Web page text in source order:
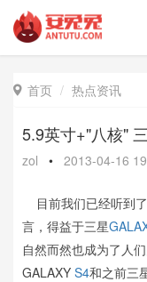
 首页 热点资讯
5.9英寸+"八核"
zol • 2013-04-16
目前我们已经听到
言，得益于三星
自然而然也成为了人
GALAXY S4和之前三